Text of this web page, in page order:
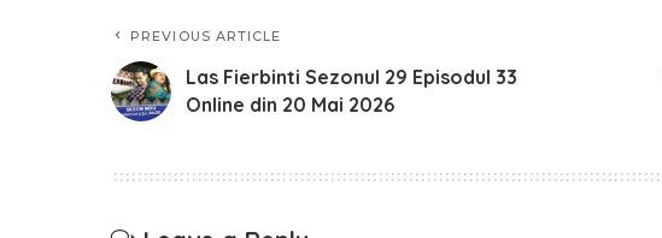
PREVIOUS ARTICLE
Las Fierbinti Sezonul 29 Episodul 33
Online din 20 Mai 2026